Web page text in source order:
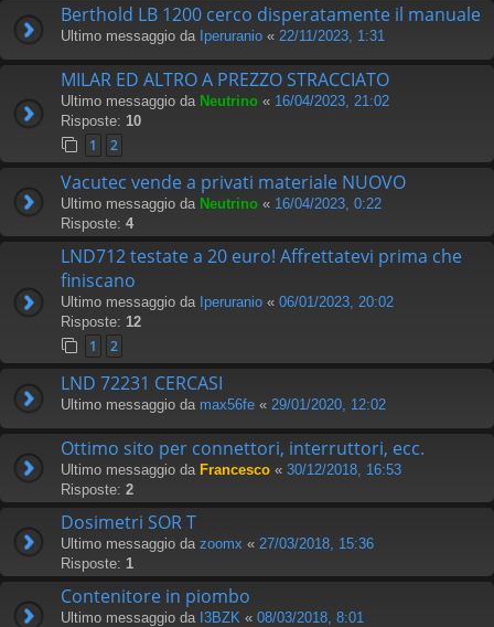
Berthold LB 1200 cerco disperatamente il manuale
Ultimo messaggio da Iperuranio « 22/11/2023, 1:31
MILAR ED ALTRO A PREZZO STRACCIATO
Ultimo messaggio da Neutrino « 16/04/2023, 21:02
Risposte: 10
1 2
Vacutec vende a privati materiale NUOVO
Ultimo messaggio da Neutrino « 16/04/2023, 0:22
Risposte: 4
LND712 testate a 20 euro! Affrettatevi prima che
finiscano
Ultimo messaggio da Iperuranio « 06/01/2023, 20:02
Risposte: 12
1 2
LND 72231 CERCASI
Ultimo messaggio da max56fe « 29/01/2020, 12:02
Ottimo sito per connettori, interruttori, ecc.
Ultimo messaggio da Francesco « 30/12/2018, 16:53
Risposte: 2
Dosimetri SOR T
Ultimo messaggio da zoomx « 27/03/2018, 15:36
Risposte: 1
Contenitore in piombo
Ultimo messaggio da I3BZK « 08/03/2018, 8:01